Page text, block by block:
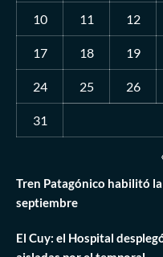
10 11 12
17 18 19
24 25 26
31
Tren Patagónico habilitó
septiembre
El Cuy: el Hospital